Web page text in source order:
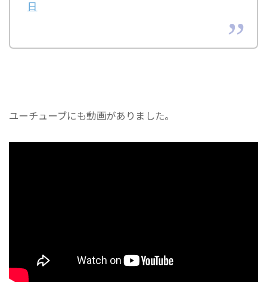
日
ユーチューブにも動画がありました。